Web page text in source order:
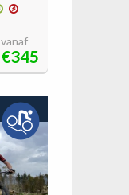
vanaf
€345